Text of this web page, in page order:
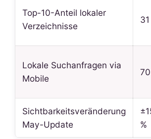
Top-10-Anteil lokaler
Verzeichnisse
Lokale Suchanfragen via
Mobile
Sichtbarkeitsveränderung
May-Update
%